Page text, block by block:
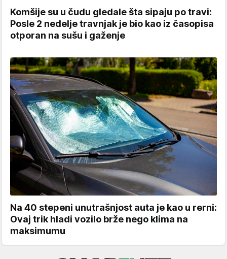
Komšije su u čudu gledale šta sipaju po travi:
Posle 2 nedelje travnjak je bio kao iz časopisa
otporan na sušu i gaženje
Na 40 stepeni unutrašnjost auta je kao u rerni:
Ovaj trik hladi vozilo brže nego klima na
maksimumu